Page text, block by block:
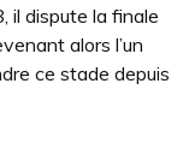
il dispute la finale
alors l’un
ce stade depuis